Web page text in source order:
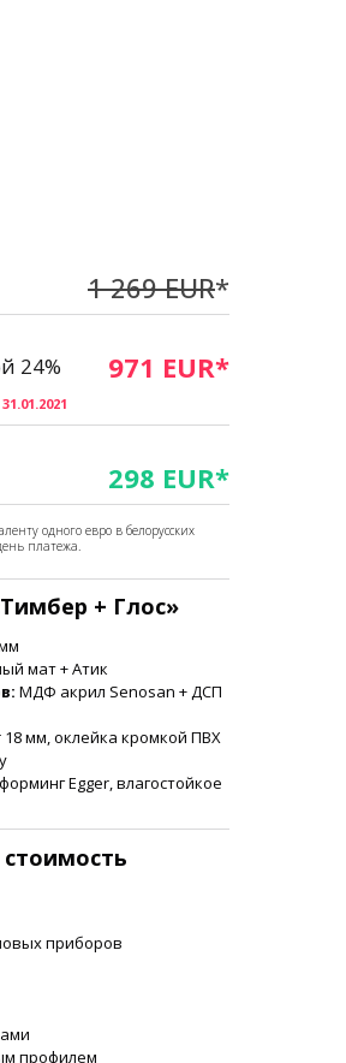
1 269 EUR*
24% 971 EUR*
298 EUR*
одного евро в белорусских
платежа.
+ Глос»
мат + Атик
МДФ акрил Senosan + ДСП
мм, оклейка кромкой ПВХ
Egger, влагостойкое
приборов
профилем